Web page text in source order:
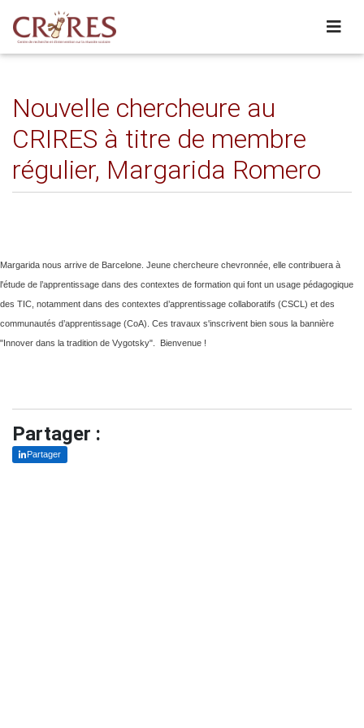
Nouvelle chercheure au
CRIRES à titre de membre
régulier, Margarida Romero
Margarida nous arrive de Barcelone. Jeune chercheure chevronnée, elle contribuera à
l'étude de l’apprentissage dans des contextes de formation qui font un usage pédagogique
des TIC, notamment dans des contextes d’apprentissage collaboratifs (CSCL) et des
communautés d’apprentissage (CoA). Ces travaux s'inscrivent bien sous la bannière
"Innover dans la tradition de Vygotsky". Bienvenue !
Partager :
Partager